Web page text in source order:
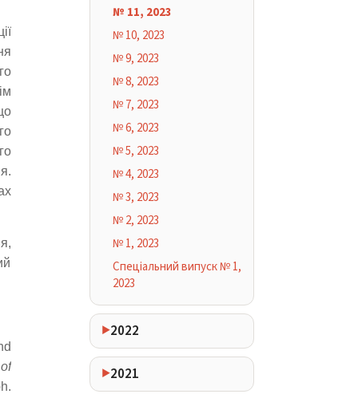
№ 11, 2023
№ 10, 2023
№ 9, 2023
№ 8, 2023
№ 7, 2023
№ 6, 2023
№ 5, 2023
№ 4, 2023
№ 3, 2023
№ 2, 2023
№ 1, 2023
Спеціальний випуск № 1,
2023
2022
2021